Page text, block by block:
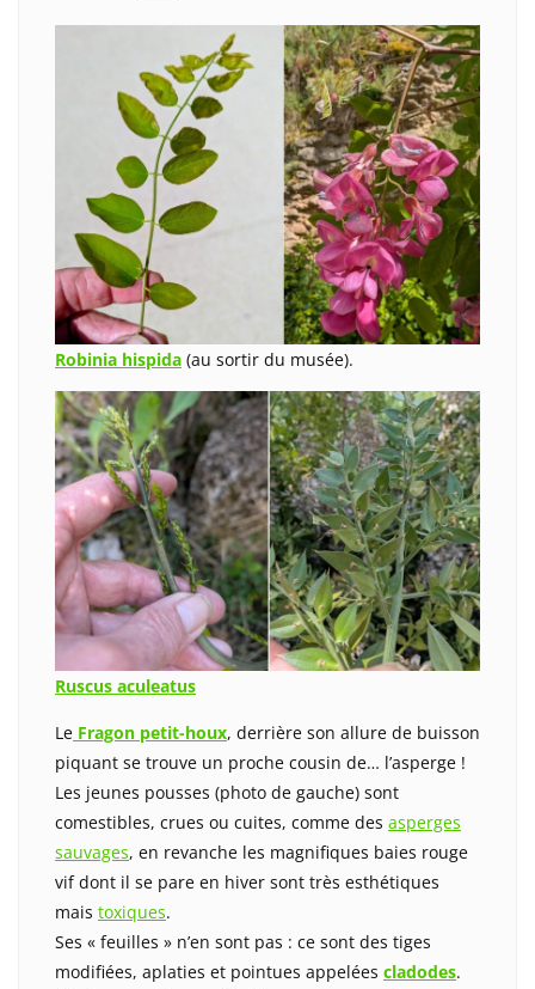
Robinia hispida (au sortir du musée).
Ruscus aculeatus
Le Fragon petit-houx, derrière son allure de buisson
piquant se trouve un proche cousin de… l’asperge !
Les jeunes pousses (photo de gauche) sont
comestibles, crues ou cuites, comme des asperges
sauvages, en revanche les magnifiques baies rouge
vif dont il se pare en hiver sont très esthétiques
mais toxiques.
Ses « feuilles » n’en sont pas : ce sont des tiges
modifiées, aplaties et pointues appelées cladodes.